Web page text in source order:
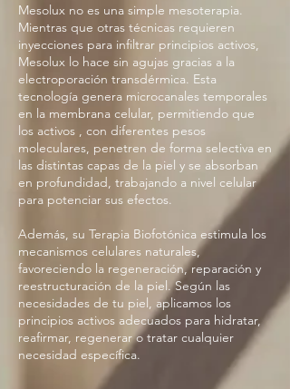
Mesolux no es una simple mesoterapia.
Mientras que otras técnicas requieren
inyecciones para infiltrar principios activos,
Mesolux lo hace sin agujas gracias a la
electroporación transdérmica. Esta
tecnología genera microcanales temporales
en la membrana celular, permitiendo que
los activos , con diferentes pesos
moleculares, penetren de forma selectiva en
las distintas capas de la piel y se absorban
en profundidad, trabajando a nivel celular
para potenciar sus efectos.
Además, su Terapia Biofotónica estimula los
mecanismos celulares naturales,
favoreciendo la regeneración, reparación y
reestructuración de la piel. Según las
necesidades de tu piel, aplicamos los
principios activos adecuados para hidratar,
reafirmar, regenerar o tratar cualquier
necesidad específica.